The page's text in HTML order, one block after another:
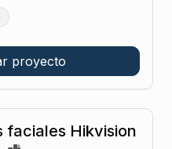
proyecto
faciales Hikvision